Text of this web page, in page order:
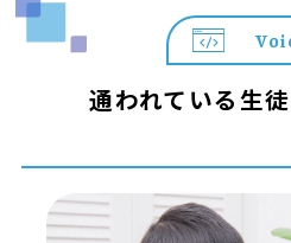
通われている生